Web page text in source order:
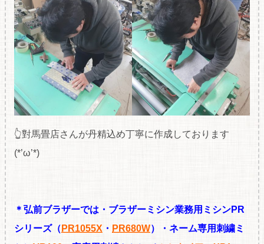
👆對馬畳店さんが丹精込め丁寧に作成しております
(*’ω’*)
＊弘前ブラザーでは・ブラザーミシン業務用ミシンPR
シリーズ（ PR1055X ・ PR680W）・ネーム専用刺繍ミ